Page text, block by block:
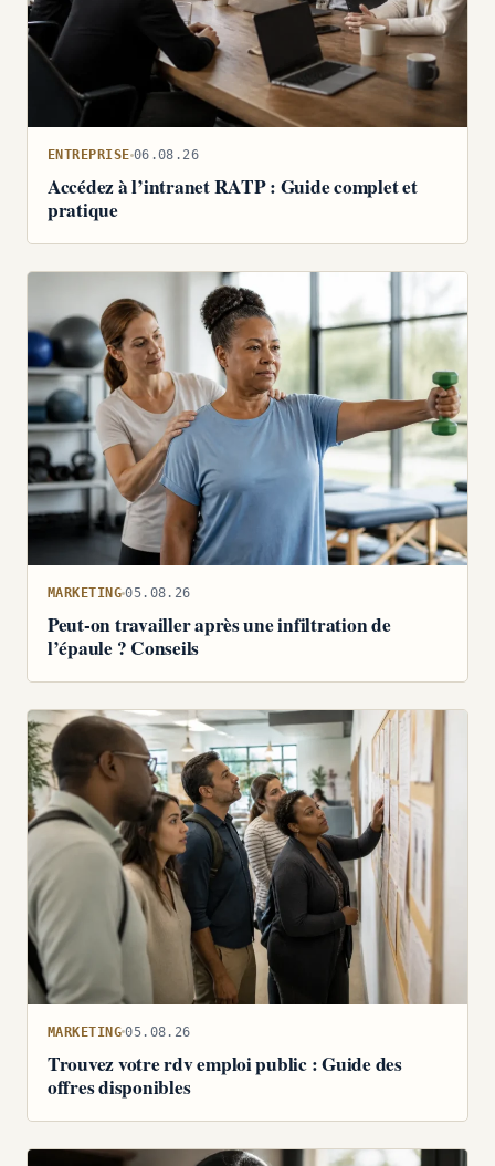
ENTREPRISE 06.08.26
Accédez à l’intranet RATP : Guide complet et
pratique
MARKETING 05.08.26
Peut-on travailler après une infiltration de
l’épaule ? Conseils
MARKETING 05.08.26
Trouvez votre rdv emploi public : Guide des
offres disponibles